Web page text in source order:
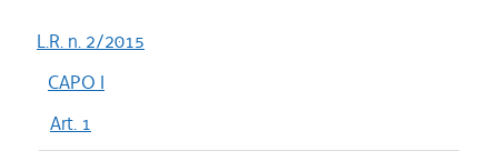
L.R. n. 2/2015
CAPO I
Art. 1